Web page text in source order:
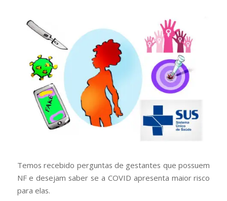
Temos recebido perguntas de gestantes que possuem
NF e desejam saber se a COVID apresenta maior risco
para elas.